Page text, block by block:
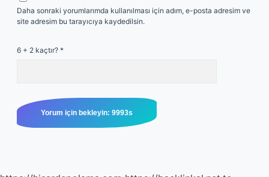
Daha sonraki yorumlarımda kullanılması için adım, e-posta adresim ve
site adresim bu tarayıcıya kaydedilsin.
6 + 2 kaçtır? *